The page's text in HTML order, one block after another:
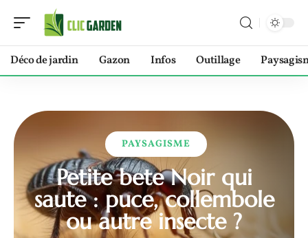
Déco de jardin Gazon Infos Outillage
PAYSAGISME
Petite bete Noir qui
saute : puce, collembole
ou autre insecte ?